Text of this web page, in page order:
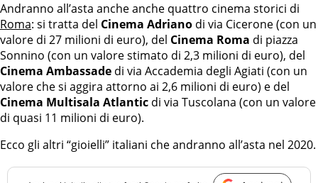
Andranno all’asta anche anche quattro cinema storici di
Roma: si tratta del Cinema Adriano di via Cicerone (con un
valore di 27 milioni di euro), del Cinema Roma di piazza
Sonnino (con un valore stimato di 2,3 milioni di euro), del
Cinema Ambassade di via Accademia degli Agiati (con un
valore che si aggira attorno ai 2,6 milioni di euro) e del
Cinema Multisala Atlantic di via Tuscolana (con un valore
di quasi 11 milioni di euro).
Ecco gli altri “gioielli” italiani che andranno all’asta nel 2020.